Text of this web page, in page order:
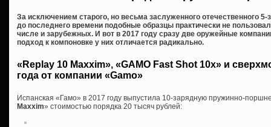
За исключением старого, но весьма заслуженного отечественного
до последнего времени подобные образцы практически не
числе и зарубежных. И вот в 2017 году сразу две оружейные
подход к компоновке у них отличается радикально.
«Replay 10 Maxxim», «GAMO Fast Shot 10x» и
года от компании «Gamo»
Испанская «Гамо» в 2017 году выпустила 10-зарядную пружинно-
Maxxim» стоимостью порядка 20 тысяч рублей: